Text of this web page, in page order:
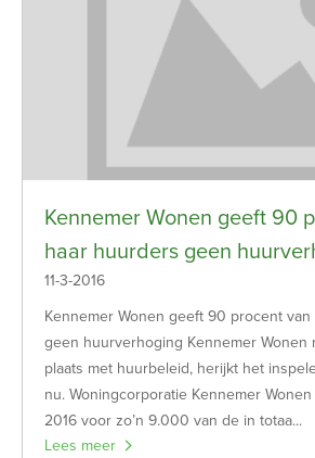
Kennemer Wonen geeft 90
haar huurders geen
11-3-2016
Kennemer Wonen geeft 90 procent
geen huurverhoging Kennemer Wonen
plaats met huurbeleid, herijkt het
nu. Woningcorporatie Kennemer
2016 voor zo’n 9.000 van de in totaa...
Lees meer